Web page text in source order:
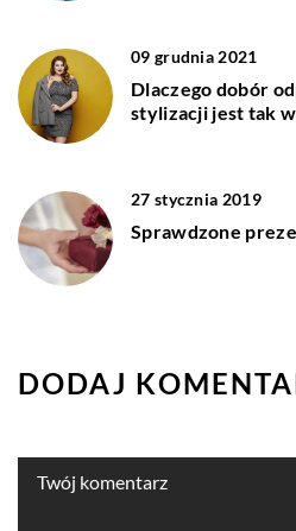
09 grudnia 2021
Dlaczego dobór
stylizacji jest tak
27 stycznia 2019
Sprawdzone
DODAJ